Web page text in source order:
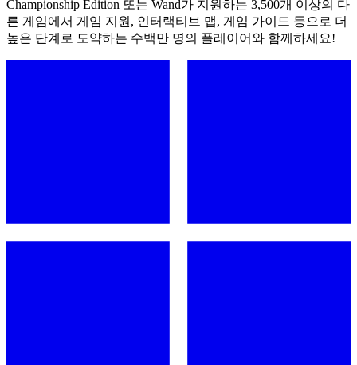
Championship Edition 또는 Wand가 지원하는 3,500개 이상의 다
른 게임에서 게임 지원, 인터랙티브 맵, 게임 가이드 등으로 더
높은 단계로 도약하는 수백만 명의 플레이어와 함께하세요!